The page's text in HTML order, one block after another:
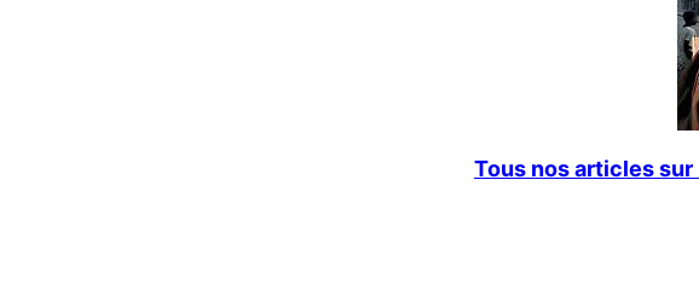
Tous nos articles sur